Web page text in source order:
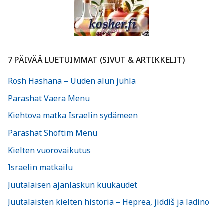
7 PÄIVÄÄ LUETUIMMAT (SIVUT & ARTIKKELIT)
Rosh Hashana – Uuden alun juhla
Parashat Vaera Menu
Kiehtova matka Israelin sydämeen
Parashat Shoftim Menu
Kielten vuorovaikutus
Israelin matkailu
Juutalaisen ajanlaskun kuukaudet
Juutalaisten kielten historia – Heprea, jiddiš ja ladino